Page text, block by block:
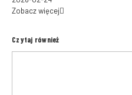
Zobacz więcej
Czytaj również